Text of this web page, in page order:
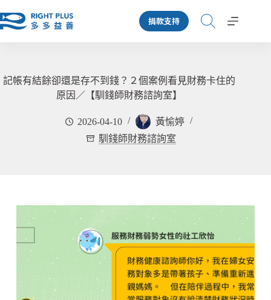
至
容
捐款支持
記帳有結餘卻還是存不到錢？２個案例看見財務卡住的
原因／【馴錢師財務諮詢室】
2026-04-10
黃愉婷
馴錢師財務諮詢室